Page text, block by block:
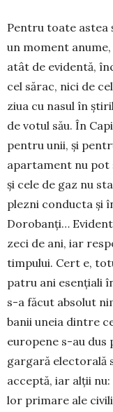
Pentru toate astea
un moment
atât de evi­dentă,
cel sărac, nici de
ziua cu nasul în
de vo­tul său. În
pentru unii, și
apartament nu pot
și cele de gaz nu
plezni conducta și
Dorobanți…
zeci de ani, iar
timpului. Cert e,
patru ani esen­țiali
s-a făcut absolut
banii uneia dintre
europene s-au dus
gargară electorală
acceptă, iar alții
lor primare ale